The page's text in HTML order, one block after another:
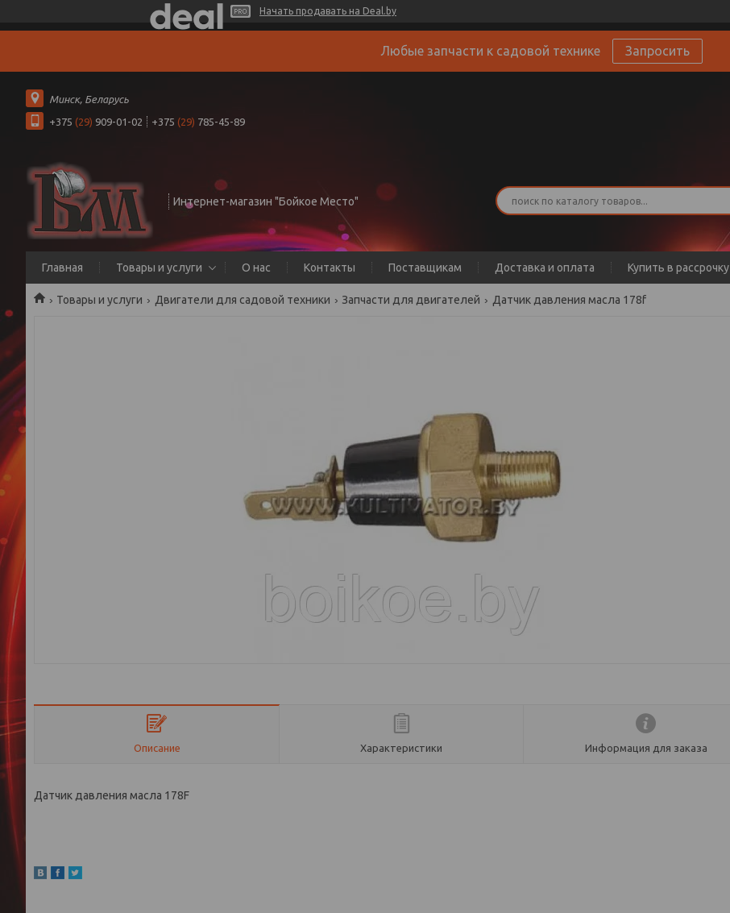
Начать продавать на Deal.by
Любые запчасти к садовой технике Запросить
Минск, Беларусь
+375 (29) 909-01-02 +375 (29) 785-45-89
Интернет-магазин "Бойкое Место"
Главная Товары и услуги О нас Контакты Поставщикам Доставка и оплата Купить в рассрочку
Товары и услуги Двигатели для садовой техники Запчасти для двигателей Датчик давления масла 178f
Описание Характеристики Информация для заказа
Датчик давления масла 178F